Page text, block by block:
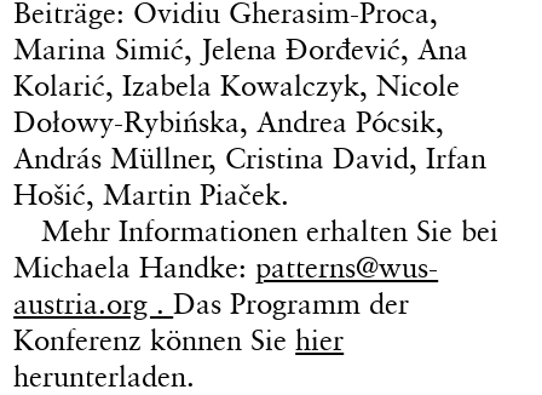
Beiträge: Ovidiu Gherasim-Proca,
Marina Simić, Jelena Đorđević, Ana
Kolarić, Izabela Kowalczyk, Nicole
Dołowy-Rybińska, Andrea Pócsik,
András Müllner, Cristina David, Irfan
Hošić, Martin Piaček.
Mehr Informationen erhalten Sie bei
Michaela Handke: patterns@wus-
austria.org .Das Programm der
Konferenz können Siehier
herunterladen.